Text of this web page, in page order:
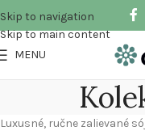
Skip to navigation
Skip to main content
MENU
Luxusné, ručne zalievané